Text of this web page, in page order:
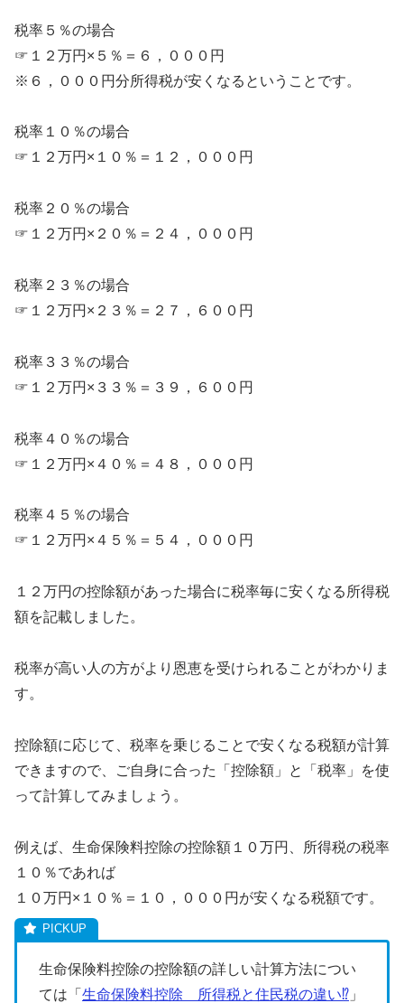
税率５％の場合
☞１２万円×５％＝６，０００円
※６，０００円分所得税が安くなるということです。
税率１０％の場合
☞１２万円×１０％＝１２，０００円
税率２０％の場合
☞１２万円×２０％＝２４，０００円
税率２３％の場合
☞１２万円×２３％＝２７，６００円
税率３３％の場合
☞１２万円×３３％＝３９，６００円
税率４０％の場合
☞１２万円×４０％＝４８，０００円
税率４５％の場合
☞１２万円×４５％＝５４，０００円
１２万円の控除額があった場合に税率毎に安くなる所得税
額を記載しました。
税率が高い人の方がより恩恵を受けられることがわかりま
す。
控除額に応じて、税率を乗じることで安くなる税額が計算
できますので、ご自身に合った「控除額」と「税率」を使
って計算してみましょう。
例えば、生命保険料控除の控除額１０万円、所得税の税率
１０％であれば
１０万円×１０％＝１０，０００円が安くなる税額です。
生命保険料控除の控除額の詳しい計算方法につい
ては「 生命保険料控除 所得税と住民税の違い⁉ 」